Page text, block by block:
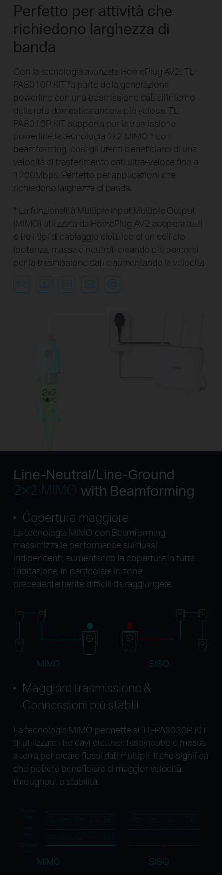
Perfetto per attività che
richiedono larghezza di
banda
Con la tecnologia avanzata HomePlug AV2, TL-
PA8010P KIT fa parte della generazione
powerline con una trasmissione dati all'interno
della rete domestica ancora più veloce. TL-
PA8010P KIT supporta per la trsmissione
powerline la tecnologia 2x2 MIMO * con
beamforming, così gli utenti beneficiano di una
velocità di trasferimento dati ultra-veloce fino a
1200Mbps. Perfetto per applicazioni che
richiedono larghezza di banda.
* La funzionalità Multiple Input Multiple Output
(MIMO) utilizzata da HomePlug AV2 adopera tutti
e tre i tipi di cablaggio elettrico di un edificio
(potenza, massa e neutro), creando più percorsi
per la trasmissione dati e aumentando la velocità.
Line-Neutral/Line-Ground
with Beamforming
Copertura maggiore
La tecnologia MIMO con Beamforming
massimizza le performance sui flussi
indipendenti, aumentando la copertura in tutta
l'abitazione, in particolare in zone
precedentemente difficili da raggiungere.
MIMO SISO
Maggiore trasmissione &
Connessioni più stabili
La tecnologia MIMO permette al TL-PA8030P KIT
di utilizzare i tre cavi elettrici: fase/neutro e messa
a terra per creare flussi dati multipli. Il che significa
che potrete beneficiare di maggior velocità,
throughput e stabilità.
MIMO SISO